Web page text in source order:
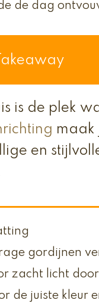
de dag
is de plek
maak
en
gordijnen
zacht licht
de juiste kleur